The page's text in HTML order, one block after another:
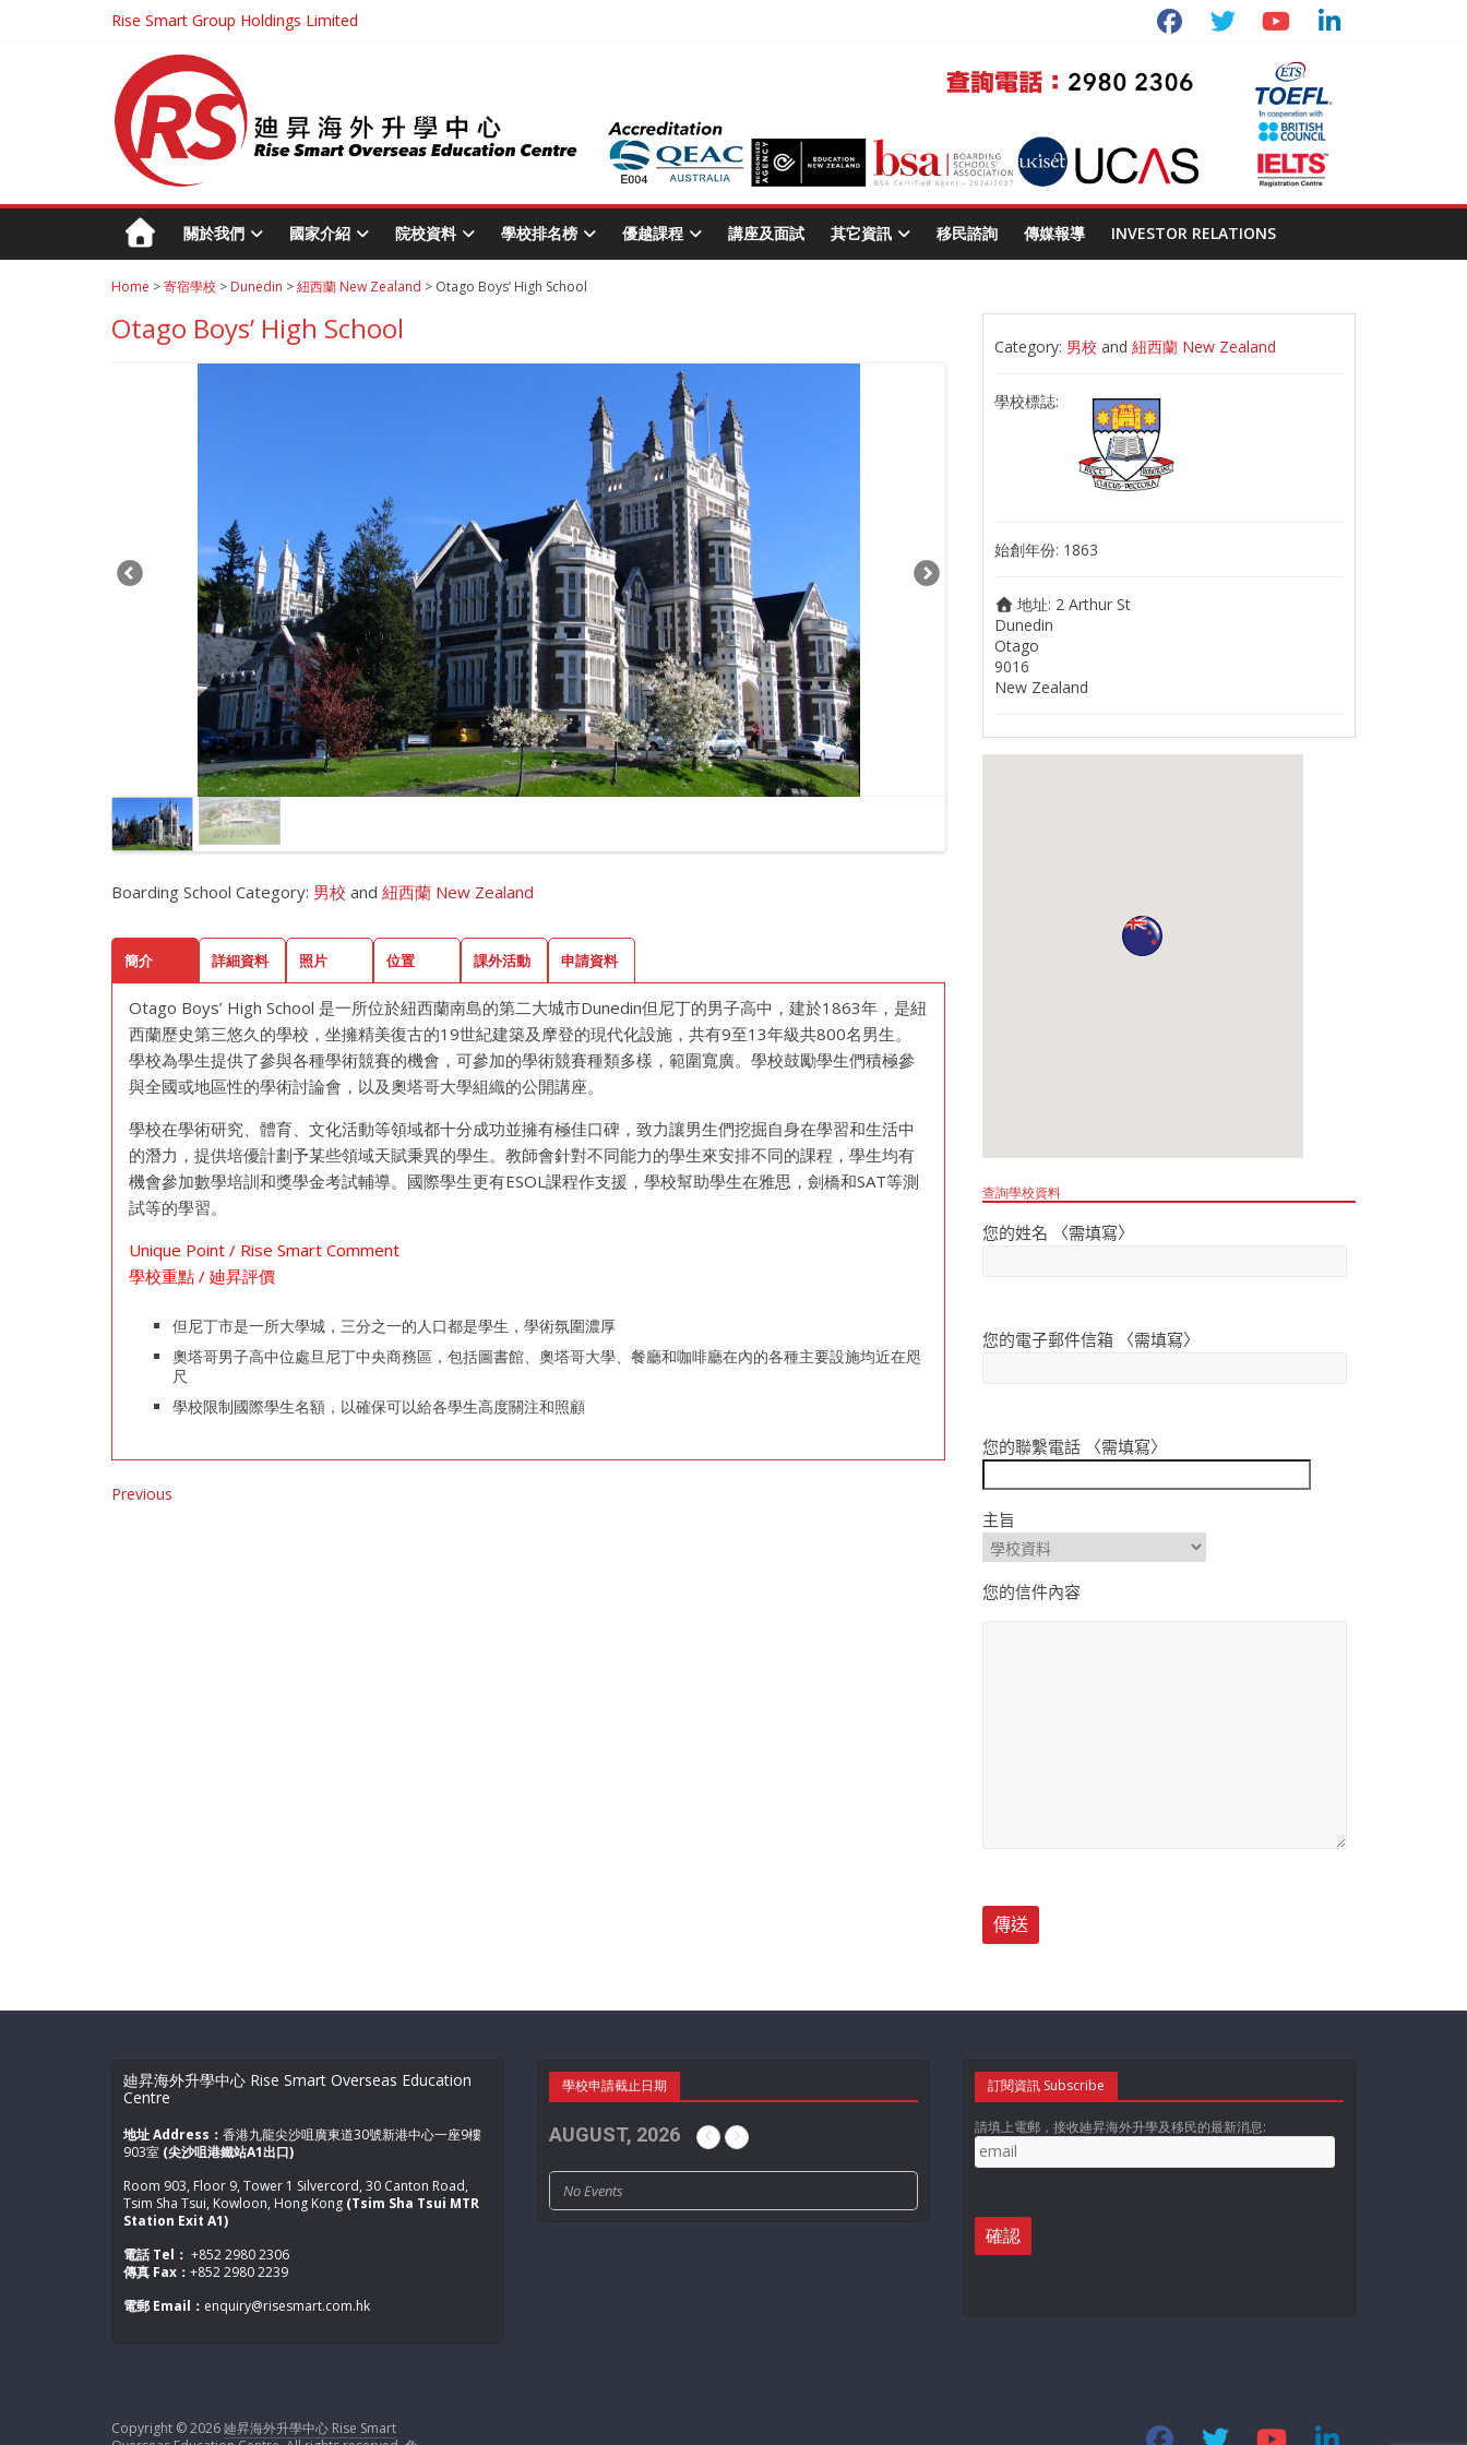
Rise Smart Group Holdings Limited
關於我們 國家介紹 院校資料 學校排名榜 優越課程 講座及面試 其它資訊 移民諮詢 傳媒報導 INVESTOR RELATIONS
Home >寄宿學校 > Dunedin >紐西蘭 New Zealand > Otago Boys’ High School
Otago Boys’ High School
Boarding School Category: 男校 and 紐西蘭 New Zealand
簡介 詳細資料 照片 位置 課外活動 申請資料
Otago Boys’ High School 是一所位於紐西蘭南島的第二大城市Dunedin但尼丁的男子高中，建於1863年，是紐
西蘭歷史第三悠久的學校，坐擁精美復古的19世紀建築及摩登的現代化設施，共有9至13年級共800名男生。
學校為學生提供了參與各種學術競賽的機會，可參加的學術競賽種類多樣，範圍寬廣。學校鼓勵學生們積極參
與全國或地區性的學術討論會，以及奧塔哥大學組織的公開講座。
學校在學術研究、體育、文化活動等領域都十分成功並擁有極佳口碑，致力讓男生們挖掘自身在學習和生活中
的潛力，提供培優計劃予某些領域天賦秉異的學生。教師會針對不同能力的學生來安排不同的課程，學生均有
機會參加數學培訓和獎學金考試輔導。國際學生更有ESOL課程作支援，學校幫助學生在雅思，劍橋和SAT等測
試等的學習。
Unique Point / Rise Smart Comment
學校重點 / 廸昇評價
但尼丁市是一所大學城，三分之一的人口都是學生，學術氛圍濃厚
奧塔哥男子高中位處旦尼丁中央商務區，包括圖書館、奧塔哥大學、餐廳和咖啡廳在內的各種主要設施均近在咫
尺
學校限制國際學生名額，以確保可以給各學生高度關注和照顧
Previous
Category: 男校 and 紐西蘭 New Zealand
學校標誌:
始創年份: 1863
地址: 2 Arthur St
Dunedin
Otago
9016
New Zealand
查詢學校資料
您的姓名 〈需填寫〉
您的電子郵件信箱 〈需填寫〉
您的聯繫電話 〈需填寫〉
主旨
您的信件內容
廸昇海外升學中心 Rise Smart Overseas Education
Centre
地址 Address： 香港九龍尖沙咀廣東道30號新港中心一座9樓
903室 (尖沙咀港鐵站A1出口)
Room 903, Floor 9, Tower 1 Silvercord, 30 Canton Road,
Tsim Sha Tsui, Kowloon, Hong Kong (Tsim Sha Tsui MTR
Station Exit A1)
電話 Tel： +852 2980 2306
傳真 Fax： +852 2980 2239
電郵 Email： enquiry@risesmart.com.hk
學校申請截止日期
AUGUST, 2026
No Events
訂閱資訊 Subscribe
請填上電郵，接收廸昇海外升學及移民的最新消息:
Copyright © 2026廸昇海外升學中心 Rise Smart